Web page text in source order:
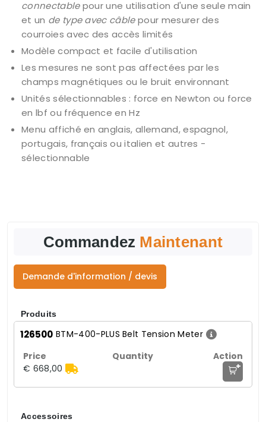
connectablepour une utilisation d'une seule main
et un de type avec câblepour mesurer des
courroies avec des accès limités
Modèle compact et facile d'utilisation
Les mesures ne sont pas affectées par les
champs magnétiques ou le bruit environnant
Unités sélectionnables : force en Newton ou force
en lbf ou fréquence en Hz
Menu affiché en anglais, allemand, espagnol,
portugais, français ou italien et autres -
sélectionnable
Commandez Maintenant
Demande d'information / devis
Produits
126500 BTM-400-PLUS Belt Tension Meter
€ 668,00 +
Accessoires